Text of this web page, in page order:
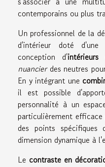
contemporains ou plus
Un professionnel de la
d'intérieur doté
conception d'intérieurs
nuancierdes neutres
En y intégrant une
il est possible
personnalité à un
particulièrement
des points
dimension dynamique à
Le contraste en